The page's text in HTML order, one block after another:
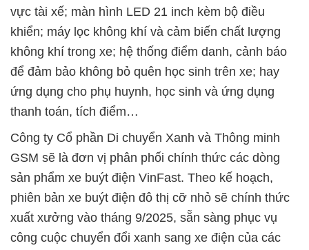
vực tài xế; màn hình LED 21 inch kèm bộ điều
khiển; máy lọc không khí và cảm biến chất lượng
không khí trong xe; hệ thống điểm danh, cảnh báo
để đảm bảo không bỏ quên học sinh trên xe; hay
ứng dụng cho phụ huynh, học sinh và ứng dụng
thanh toán, tích điểm…
Công ty Cổ phần Di chuyển Xanh và Thông minh
GSM sẽ là đơn vị phân phối chính thức các dòng
sản phẩm xe buýt điện VinFast. Theo kế hoạch,
phiên bản xe buýt điện đô thị cỡ nhỏ sẽ chính thức
xuất xưởng vào tháng 9/2025, sẵn sàng phục vụ
công cuộc chuyển đổi xanh sang xe điện của các